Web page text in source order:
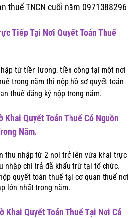
thuế TNCN cuối năm 0971388296
Tiếp Tại Nơi Quyết Toán Thuế
từ tiền lương, tiền công tại một nơi
trong năm thì nộp hồ sơ quyết toán
thuế đăng ký nộp trong năm.
Khai Quyết Toán Thuế Có Nguồn
Năm.
thu nhập từ 2 nơi trở lên vừa khai trực
nhập chi trả đã khấu trừ tại tổ chức.
quyết toán thuế tại cơ quan thuế nơi
lớn nhất trong năm.
Khai Quyết Toán Thuế Tại Nơi Cá